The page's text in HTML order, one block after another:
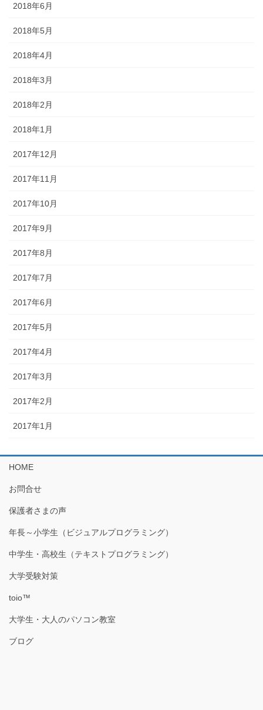
2018年6月
2018年5月
2018年4月
2018年3月
2018年2月
2018年1月
2017年12月
2017年11月
2017年10月
2017年9月
2017年8月
2017年7月
2017年6月
2017年5月
2017年4月
2017年3月
2017年2月
2017年1月
HOME
お問合せ
保護者さまの声
年長～小学生（ビジュアルプログラミング）
中学生・高校生（テキストプログラミング）
大学受験対策
toio™
大学生・大人のパソコン教室
ブログ